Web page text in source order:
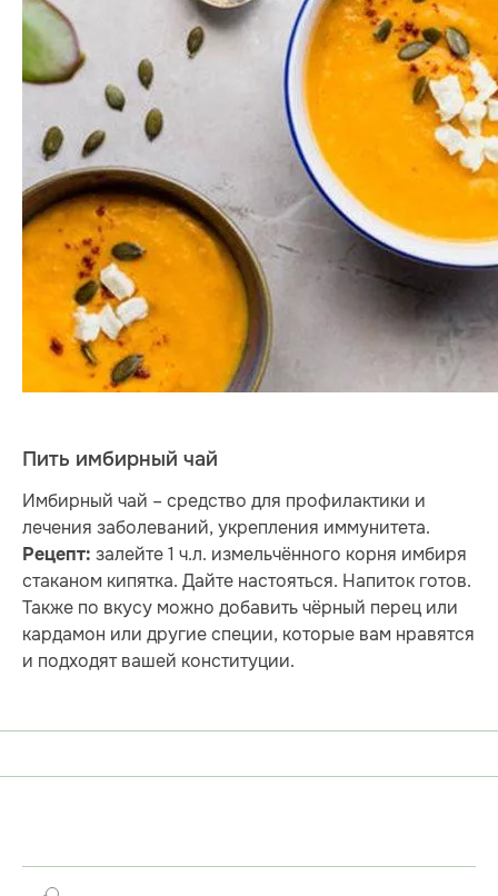
Пить имбирный чай
Имбирный чай – средство для профилактики и
лечения заболеваний, укрепления иммунитета.
Рецепт: залейте 1 ч.л. измельчённого корня имбиря
стаканом кипятка. Дайте настояться. Напиток готов.
Также по вкусу можно добавить чёрный перец или
кардамон или другие специи, которые вам нравятся
и подходят вашей конституции.